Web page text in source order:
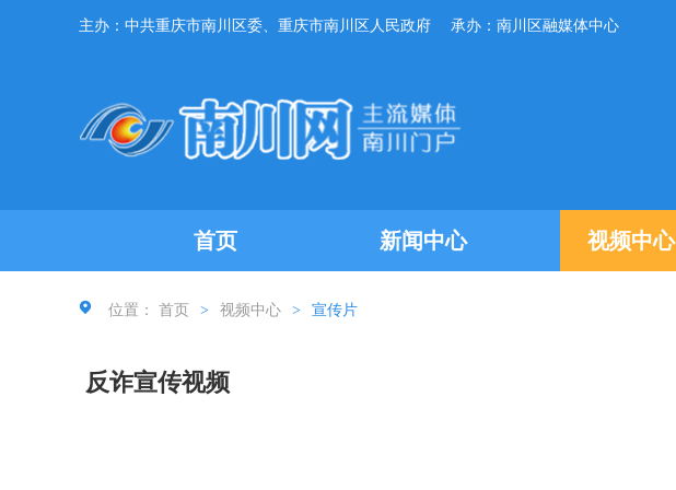
主办：中共重庆市南川区委、重庆市南川区人民政府 承办：南川区融媒体中心
首页 新闻中心 视频中心
位置： 首页 > 视频中心 > 宣传片
反诈宣传视频